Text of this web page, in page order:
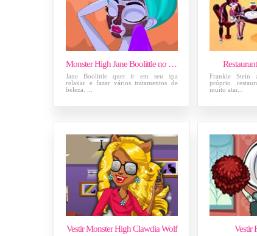
Monster High Jane Boolittle no Spa
Jane Boolittle quer ir em seu spa
relaxar e fazer vários tratamentos de
beleza. ...
Frankie Stein
próprio
muito atar...
Vestir Monster High Clawdia Wolf Vestir